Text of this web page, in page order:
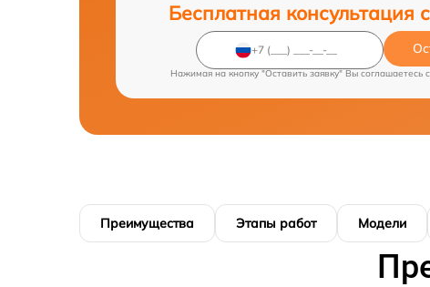
Бесплатная консультация
Нажимая на кнопку "Оставить заявку" Вы соглашаетесь c
Преимущества Этапы работ Модели